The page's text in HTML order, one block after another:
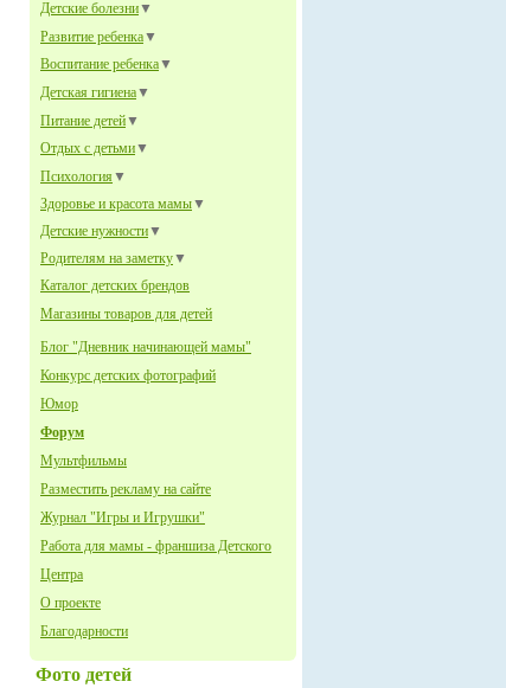
Детские болезни▼
Развитие ребенка▼
Воспитание ребенка▼
Детская гигиена▼
Питание детей▼
Отдых с детьми▼
Психология ▼
Здоровье и красота мамы▼
Детские нужности▼
Родителям на заметку▼
Каталог детских брендов
Магазины товаров для детей
Блог "Дневник начинающей мамы"
Конкурс детских фотографий
Юмор
Форум
Мультфильмы
Разместить рекламу на сайте
Журнал "Игры и Игрушки"
Работа для мамы - франшиза Детского
Центра
О проекте
Благодарности
Фото детей